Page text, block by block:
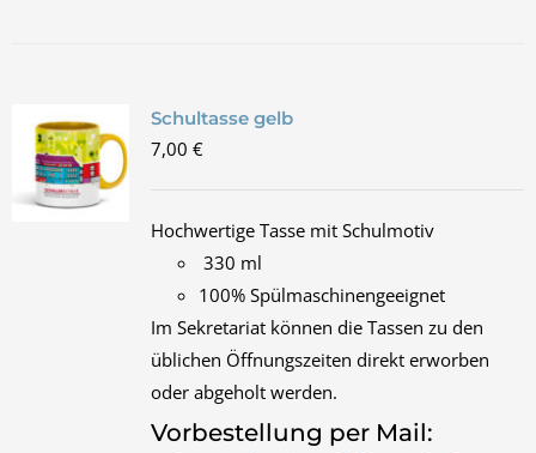
Schultasse gelb
7,00 €
Hochwertige Tasse mit Schulmotiv
330 ml
100% Spülmaschinengeeignet
Im Sekretariat können die Tassen zu den
üblichen Öffnungszeiten direkt erworben
oder abgeholt werden.
Vorbestellung per Mail: